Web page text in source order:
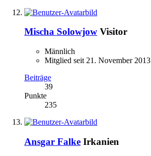
Mischa Solowjow Visitor
Männlich
Mitglied seit 21. November 2013
Beiträge
39
Punkte
235
Ansgar Falke Irkanien